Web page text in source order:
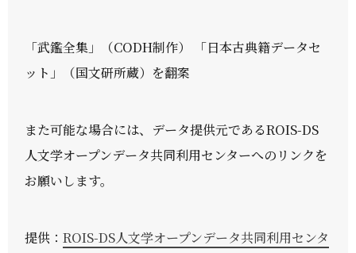
「武鑑全集」（CODH制作） 「日本古典籍データセ
ット」（国文研所蔵）を翻案
また可能な場合には、データ提供元であるROIS-DS
人文学オープンデータ共同利用センターへのリンクを
お願いします。
提供：ROIS-DS人文学オープンデータ共同利用センタ